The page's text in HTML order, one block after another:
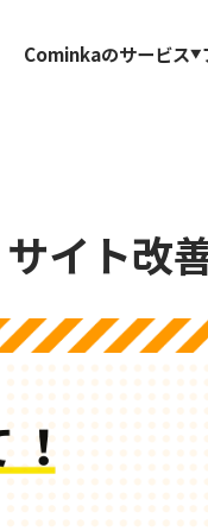
Cominkaのサービス
イト改